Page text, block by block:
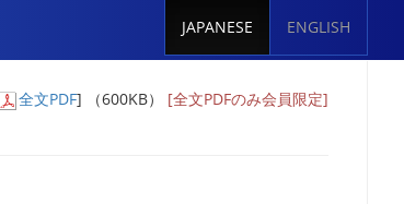
JAPANESE ENGLISH
全文PDF] （600KB） [全文PDFのみ会員限定]